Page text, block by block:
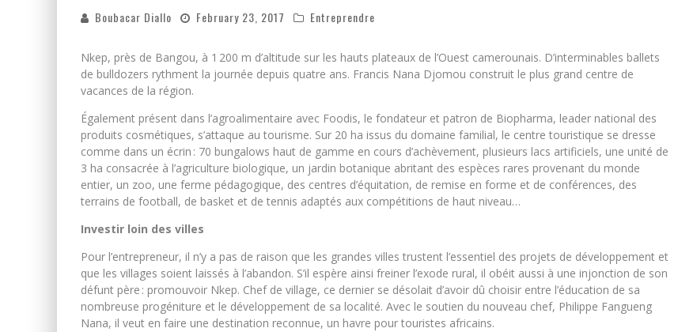
Boubacar Diallo February 23, 2017 Entreprendre
Nkep, près de Bangou, à 1 200 m d’altitude sur les hauts plateaux de l’Ouest camerounais. D’interminables ballets
de bulldozers rythment la journée depuis quatre ans. Francis Nana Djomou construit le plus grand centre de
vacances de la région.
Également présent dans l’agroalimentaire avec Foodis, le fondateur et patron de Biopharma, leader national des
produits cosmétiques, s’attaque au tourisme. Sur 20 ha issus du domaine familial, le centre touristique se dresse
comme dans un écrin : 70 bungalows haut de gamme en cours d’achèvement, plusieurs lacs artificiels, une unité de
3 ha consacrée à l’agriculture biologique, un jardin botanique abritant des espèces rares provenant du monde
entier, un zoo, une ferme pédagogique, des centres d’équitation, de remise en forme et de conférences, des
terrains de football, de basket et de tennis adaptés aux compétitions de haut niveau…
Investir loin des villes
Pour l’entrepreneur, il n’y a pas de raison que les grandes villes trustent l’essentiel des projets de développement et
que les villages soient laissés à l’abandon. S’il espère ainsi freiner l’exode rural, il obéit aussi à une injonction de son
défunt père : promouvoir Nkep. Chef de village, ce dernier se désolait d’avoir dû choisir entre l’éducation de sa
nombreuse progéniture et le développement de sa localité. Avec le soutien du nouveau chef, Philippe Fangueng
Nana, il veut en faire une destination reconnue, un havre pour touristes africains.